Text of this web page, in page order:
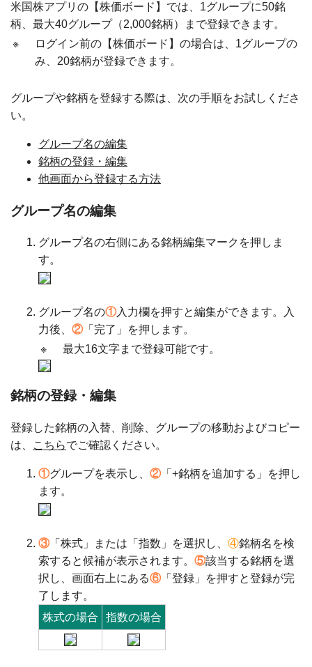
米国株アプリの【株価ボード】では、1グループに50銘
柄、最大40グループ（2,000銘柄）まで登録できます。
※
ログイン前の【株価ボード】の場合は、1グループの
み、20銘柄が登録できます。
グループや銘柄を登録する際は、次の手順をお試しくださ
い。
グループ名の編集
銘柄の登録・編集
他画面から登録する方法
グループ名の編集
グループ名の右側にある銘柄編集マークを押しま
す。
グループ名の①入力欄を押すと編集ができます。入
力後、 ②「完了」を押します。
※
最大16文字まで登録可能です。
銘柄の登録・編集
登録した銘柄の入替、削除、グループの移動およびコピー
は、
こちらでご確認ください。
①グループを表示し、 ②「+銘柄を追加する」を押し
ます。
③「株式」または「指数」を選択し、 ④銘柄名を検
索すると候補が表示されます。 ⑤該当する銘柄を選
択し、画面右上にある⑥「登録」を押すと登録が完
了します。
株式の場合
指数の場合